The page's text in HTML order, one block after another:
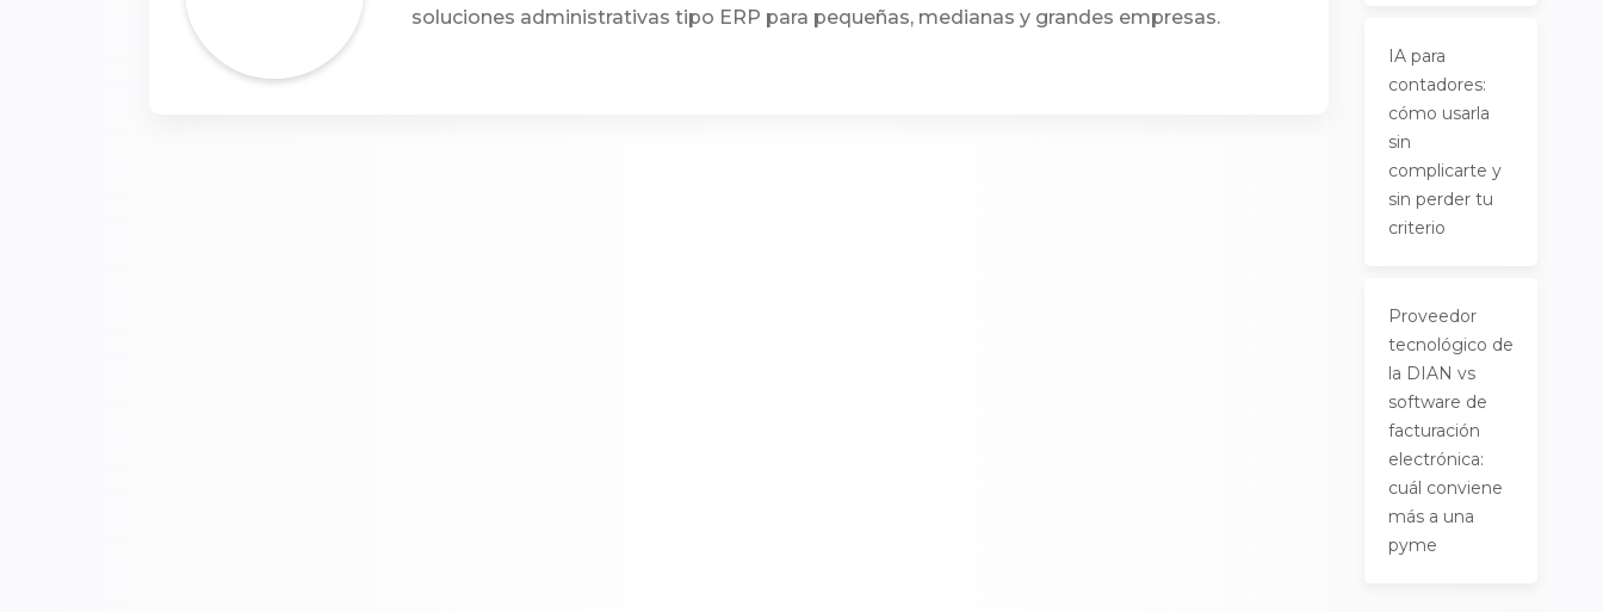
soluciones administrativas tipo ERP para pequeñas, medianas y grandes empresas.
IA para
contadores:
cómo usarla
sin
complicarte y
sin perder tu
criterio
Proveedor
tecnológico de
la DIAN vs
software de
facturación
electrónica:
cuál conviene
más a una
pyme